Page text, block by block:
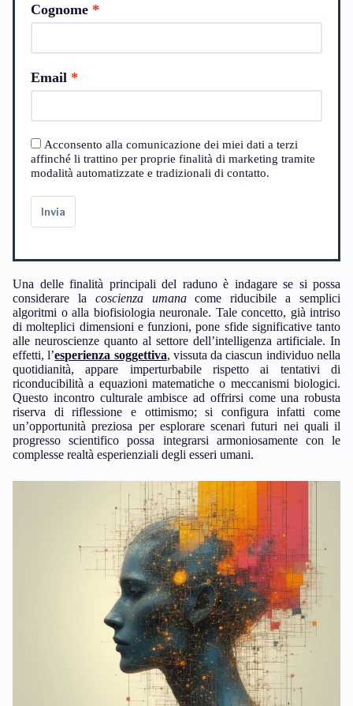
Cognome
Email
Acconsento alla comunicazione dei miei dati a terzi
affinché li trattino per proprie finalità di marketing tramite
modalità automatizzate e tradizionali di contatto.
Invia
Una delle finalità principali del raduno è indagare se si possa
considerare la coscienza umanacome riducibile a semplici
algoritmi o alla biofisiologia neuronale. Tale concetto, già intriso
di molteplici dimensioni e funzioni, pone sfide significative tanto
alle neuroscienze quanto al settore dell’intelligenza artificiale. In
effetti, l’esperienza soggettiva, vissuta da ciascun individuo nella
quotidianità, appare imperturbabile rispetto ai tentativi di
riconducibilità a equazioni matematiche o meccanismi biologici.
Questo incontro culturale ambisce ad offrirsi come una robusta
riserva di riflessione e ottimismo; si configura infatti come
un’opportunità preziosa per esplorare scenari futuri nei quali il
progresso scientifico possa integrarsi armoniosamente con le
complesse realtà esperienziali degli esseri umani.